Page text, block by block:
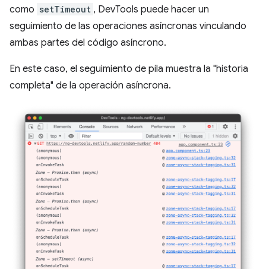
como setTimeout , DevTools puede hacer un
seguimiento de las operaciones asíncronas vinculando
ambas partes del código asíncrono.
En este caso, el seguimiento de pila muestra la "historia
completa" de la operación asíncrona.